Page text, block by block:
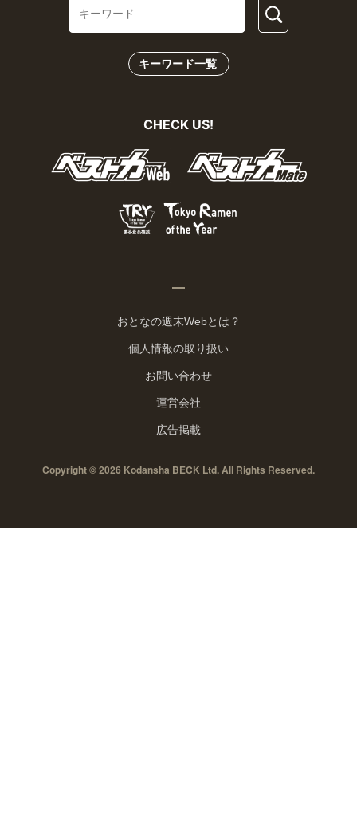
キーワード一覧
CHECK US!
おとなの週末Webとは？
個人情報の取り扱い
お問い合わせ
運営会社
広告掲載
Copyright © 2026 Kodansha BECK Ltd. All Rights Reserved.